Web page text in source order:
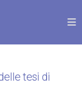
tesi di